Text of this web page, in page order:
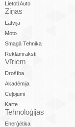
Lietoti Auto
Ziņas
Latvijā
Moto
Smagā Tehnika
Reklāmraksti
Vīriem
Drošība
Akadēmija
Ceļojumi
Karte
Tehnoloģijas
Enerģētika